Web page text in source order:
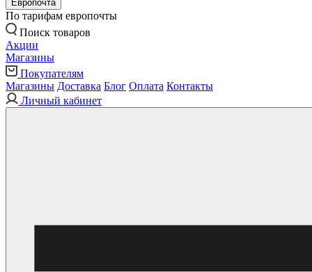
Европочта
По тарифам европочты
Поиск товаров
Акции
Магазины
Покупателям
Магазины Доставка Блог Оплата Контакты
Личный кабинет